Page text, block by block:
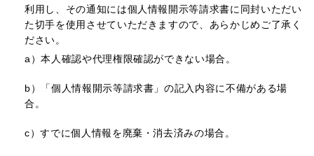
利用し、その通知には個人情報開示等請求書に同封いただい
た切手を使用させていただきますので、あらかじめご了承く
ださい。
a）本人確認や代理権限確認ができない場合。
b）
「個人情報開示等請求書」の記入内容に不備がある場
合。
c）すでに個人情報を廃棄・消去済みの場合。